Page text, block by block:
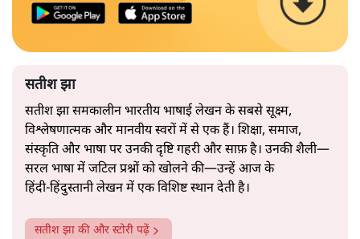
सतीश झा
सतीश झा समकालीन भारतीय भाषाई लेखन के सबसे सूक्ष्म,
विश्लेषणात्मक और मानवीय स्वरों में से एक हैं। शिक्षा, समाज,
संस्कृति और भाषा पर उनकी दृष्टि गहरी और साफ़ है। उनकी शैली—
सरल भाषा में जटिल प्रश्नों को खोलने की—उन्हें आज के
हिंदी‑हिंदुस्तानी लेखन में एक विशिष्ट स्थान देती है।
सतीश झा की और स्टोरी पढ़ें